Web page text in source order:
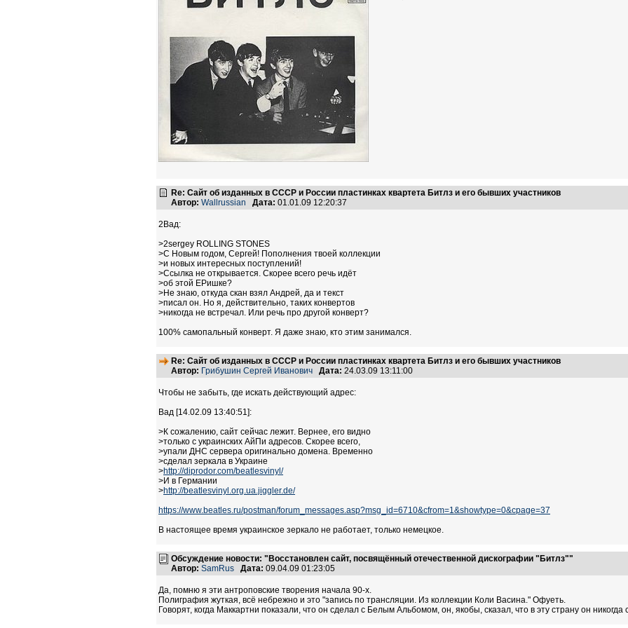
Re: Сайт об изданных в СССР и России пластинках квартета Битлз и его бывших участников
Автор: Wallrussian Дата: 01.01.09 12:20:37
2Вад:
>2sergey ROLLING STONES
>С Новым годом, Сергей! Пополнения твоей коллекции
>и новых интересных поступлений!
>Ссылка не открывается. Скорее всего речь идёт
>об этой ЕРишке?
>Не знаю, откуда скан взял Андрей, да и текст
>писал он. Но я, действительно, таких конвертов
>никогда не встречал. Или речь про другой конверт?
100% самопальный конверт. Я даже знаю, кто этим занимался.
Re: Сайт об изданных в СССР и России пластинках квартета Битлз и его бывших участников
Автор: Грибушин Сергей Иванович Дата: 24.03.09 13:11:00
Чтобы не забыть, где искать действующий адрес:
Вад [14.02.09 13:40:51]:
>К сожалению, сайт сейчас лежит. Вернее, его видно
>только с украинских АйПи адресов. Скорее всего,
>упали ДНС сервера оригинально домена. Временно
>сделал зеркала в Украине
>http://diprodor.com/beatlesvinyl/
>И в Германии
>http://beatlesvinyl.org.ua.jiggler.de/
https://www.beatles.ru/postman/forum_messages.asp?msg_id=6710&cfrom=1&showtype=0&cpage=37
В настоящее время украинское зеркало не работает, только немецкое.
Обсуждение новости: "Восстановлен сайт, посвящённый отечественной дискографии "Битлз""
Автор: SamRus Дата: 09.04.09 01:23:05
Да, помню я эти антроповские творения начала 90-х.
Полиграфия жуткая, всё небрежно и это "запись по трансляции. Из коллекции Коли Васина." Офуеть.
Говорят, когда Маккартни показали, что он сделал с Белым Альбомом, он, якобы, сказал, что в эту страну он